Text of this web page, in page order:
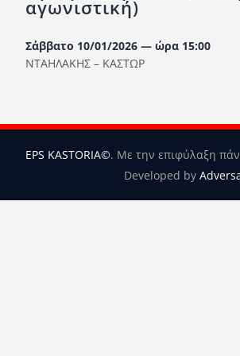
Ορισμοί Διαιτητών
Ποινές
Περισσότερα
αγωνιστική)
Σάββατο 10/01/2026 — ώρα 15:00
ΝΤΑΗΛΑΚΗΣ – ΚΑΣΤΩΡ
EPS KASTORIA©. Με την επιφύλαξη
Developed by